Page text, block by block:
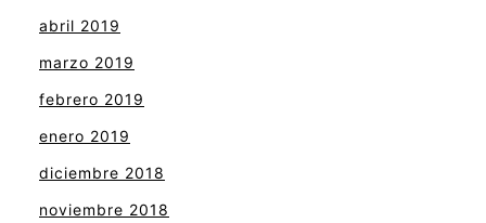
abril 2019
marzo 2019
febrero 2019
enero 2019
diciembre 2018
noviembre 2018